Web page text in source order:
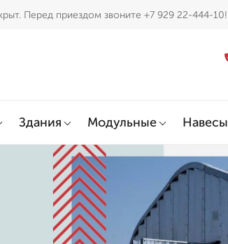
Перед приездом звоните +7 929 22-444-10!
Здания Модульные Навесы